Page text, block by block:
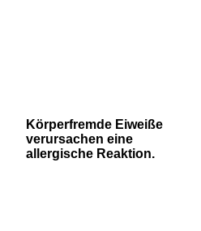
Körperfremde Eiweiße
verursachen eine
allergische Reaktion.